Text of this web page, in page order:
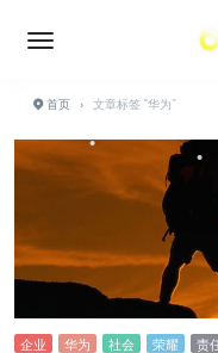
首页 › 文章标签 "华为"
企业 华为 社会 荣耀 责
•
•